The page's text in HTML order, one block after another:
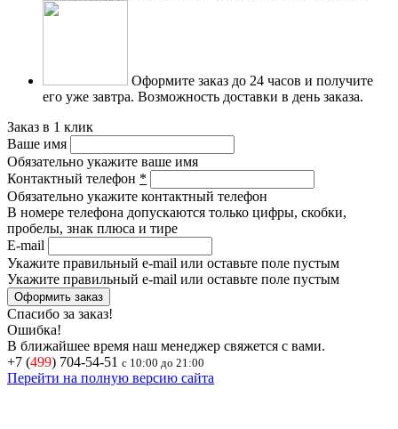
Оформите заказ до 24 часов и получите
его уже завтра. Возможность доставки в день заказа.
Заказ в 1 клик
Ваше имя
Обязательно укажите ваше имя
Контактный телефон *
Обязательно укажите контактный телефон
В номере телефона допускаются только цифры, скобки,
пробелы, знак плюса и тире
E-mail
Укажите правильный e-mail или оставьте поле пустым
Укажите правильный e-mail или оставьте поле пустым
Спасибо за заказ!
Ошибка!
В ближайшее время наш менеджер свяжется с вами.
+7 (499) 704-54-51 с 10:00 до 21:00
Перейти на полную версию сайта